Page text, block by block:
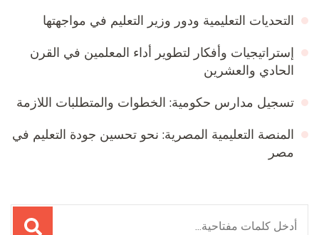
التحديات التعليمية ودور وزير التعليم في مواجهتها
إستراتيجيات وأفكار لتطوير أداء المعلمين في القرن
الحادي والعشرين
تسجيل مدارس حكومية: الخطوات والمتطلبات اللازمة
المنصة التعليمية المصرية: نحو تحسين جودة التعليم في
مصر
البحث